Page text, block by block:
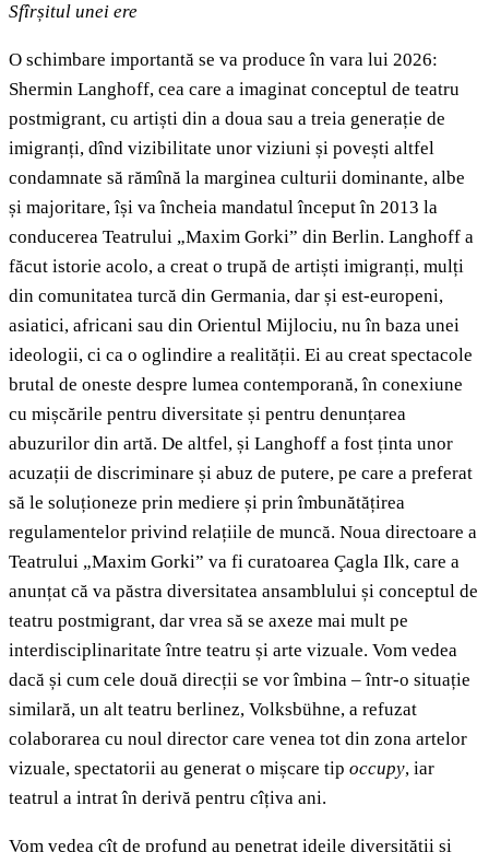
Sfîrșitul unei ere
O schimbare importantă se va produce în vara lui 2026:
Shermin Langhoff, cea care a imaginat conceptul de teatru
postmigrant, cu artiști din a doua sau a treia generație de
imigranți, dînd vizibilitate unor viziuni și povești altfel
condamnate să rămînă la marginea culturii dominante, albe
și majoritare, își va încheia mandatul început în 2013 la
conducerea Teatrului „Maxim Gorki” din Berlin. Langhoff a
făcut istorie acolo, a creat o trupă de artiști imigranți, mulți
din comunitatea turcă din Germania, dar și est-europeni,
asiatici, africani sau din Orientul Mijlociu, nu în baza unei
ideologii, ci ca o oglindire a realității. Ei au creat spectacole
brutal de oneste despre lumea contemporană, în conexiune
cu mișcările pentru diversitate și pentru denunțarea
abuzurilor din artă. De altfel, și Langhoff a fost ținta unor
acuzații de discriminare și abuz de putere, pe care a preferat
să le soluționeze prin mediere și prin îmbunătățirea
regulamentelor privind relațiile de muncă. Noua directoare a
Teatrului „Maxim Gorki” va fi curatoarea Çagla Ilk, care a
anunțat că va păstra diversitatea ansamblului și conceptul de
teatru postmigrant, dar vrea să se axeze mai mult pe
interdisciplinaritate între teatru și arte vizuale. Vom vedea
dacă și cum cele două direcții se vor îmbina – într-o situație
similară, un alt teatru berlinez, Volksbühne, a refuzat
colaborarea cu noul director care venea tot din zona artelor
vizuale, spectatorii au generat o mișcare tip occupy, iar
teatrul a intrat în derivă pentru cîțiva ani.
Vom vedea cît de profund au penetrat ideile diversității și